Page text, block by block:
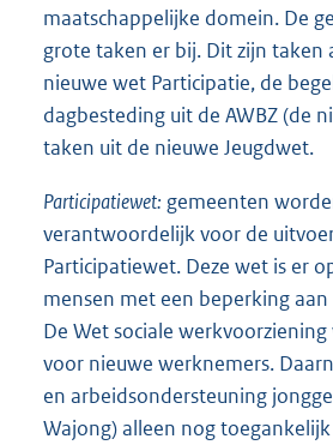
maatschappelijke domein. De
grote taken er bij. Dit zijn taken
nieuwe wet Participatie, de
dagbesteding uit de AWBZ (de
taken uit de nieuwe Jeugdwet.
Participatiewet: gemeenten
verantwoordelijk voor de
Participatiewet. Deze wet is er
mensen met een beperking
De Wet sociale
voor nieuwe werknemers.
en arbeidsondersteuning
Wajong) alleen nog